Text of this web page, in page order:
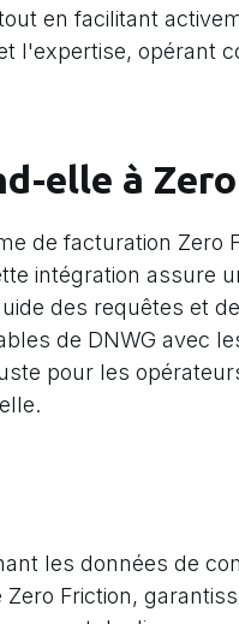
en facilitant
l'expertise, opérant
elle à
de facturation Zero
intégration assure
des requêtes et
de DNWG avec
pour les
les données de
Friction,